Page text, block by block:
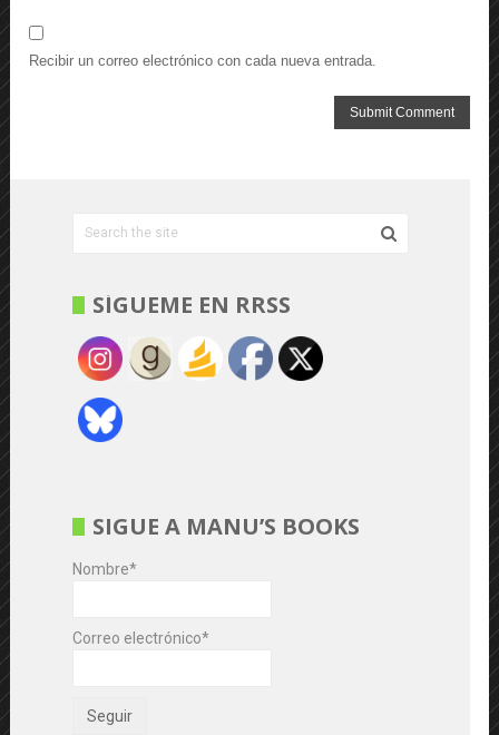
Recibir un correo electrónico con cada nueva entrada.
SÍGUEME EN RRSS
SIGUE A MANU’S BOOKS
Nombre*
Correo electrónico*